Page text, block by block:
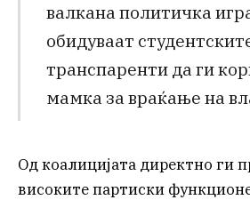
валкана политичка
обидуваат
транспаренти да ги
мамка за враќање на
Од коалицијата директно ги
високите партиски